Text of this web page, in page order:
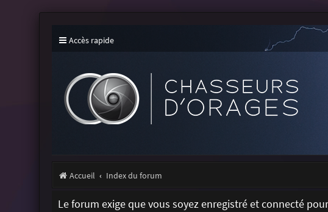
Accès rapide
Accueil Index du forum
Le forum exige que vous soyez enregistré et connecté